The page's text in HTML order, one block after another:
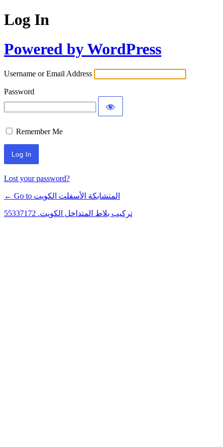
Log In
Powered by WordPress
Username or Email Address
Password
Remember Me
Lost your password?
← Go to المتشابكة الأسفلت الكويت
تركيب بلاط المتداخل الكويت. 55337172